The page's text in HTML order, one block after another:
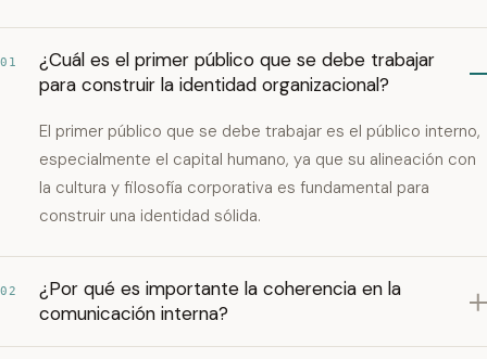
01
¿Cuál es el primer público que se debe trabajar
para construir la identidad organizacional?
El primer público que se debe trabajar es el público interno,
especialmente el capital humano, ya que su alineación con
la cultura y filosofía corporativa es fundamental para
construir una identidad sólida.
02
¿Por qué es importante la coherencia en la
comunicación interna?